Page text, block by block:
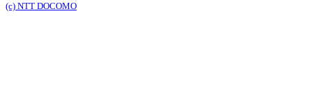
(c) NTT DOCOMO